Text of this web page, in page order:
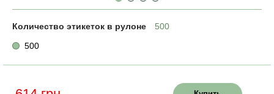
Количество этикеток в рулоне
500
500